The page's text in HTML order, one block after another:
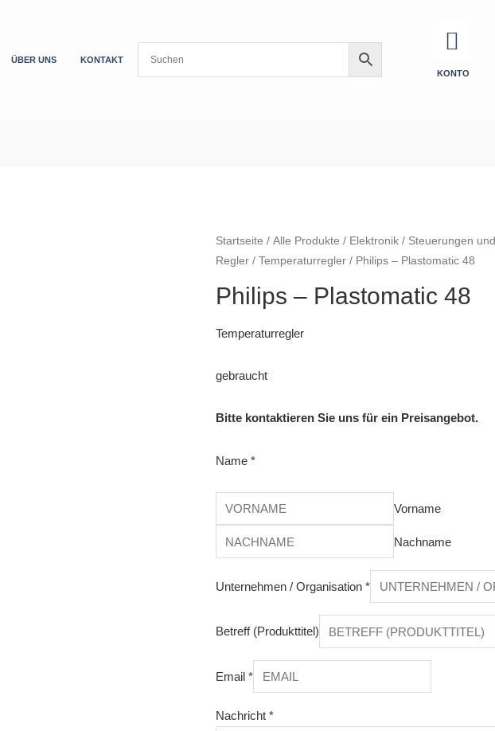
ÜBER UNS
KONTAKT
KONTO
Startseite / Alle Produkte / Elektronik / Steuerungen und
Regler / Temperaturregler / Philips – Plastomatic 48
Philips – Plastomatic 48
Temperaturregler
gebraucht
Bitte kontaktieren Sie uns für ein Preisangebot.
Name *
Vorname
Nachname
Unternehmen / Organisation *
Betreff (Produkttitel)
Email *
Nachricht *